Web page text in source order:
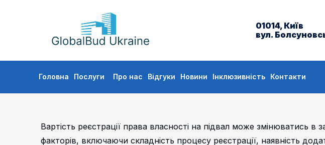
01014, Київ
вул.
Skip
to
Головна Послуги Про нас Відгуки Новини Інклюзивність Контакти
Вартість реєстрації права власності на підвал може змінюватись в
факторів, включаючи складність процесу реєстрації, наявність